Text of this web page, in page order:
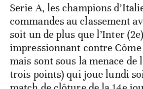
Serie A, les champions
commandes au classement
soit un de plus que l’Inter
impressionnant contre Côme
mais sont sous la menace de
trois points) qui joue lundi